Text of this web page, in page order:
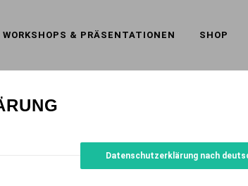
WORKSHOPS & PRÄSENTATIONEN SHOP
Datenschutzerklärung nach